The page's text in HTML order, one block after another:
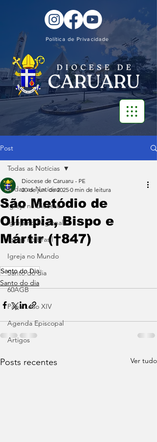
Política de Privacidade
Post
Todas as Notícias
Igreja na Diocese
Igreja no Regional
Igreja no Brasil
Igreja no Mundo
Santo do dia
60AGB
Papa Leão XIV
Agenda Episcopal
Artigos
Todas as Notícias
São Metódio de
Olímpia, Bispo e
Mártir (†847)
Diocese de Caruaru - PE
20 de jun. de 2025 0 min de leitura
Santo do Dia
Santo do dia
Posts recentes Ver tudo